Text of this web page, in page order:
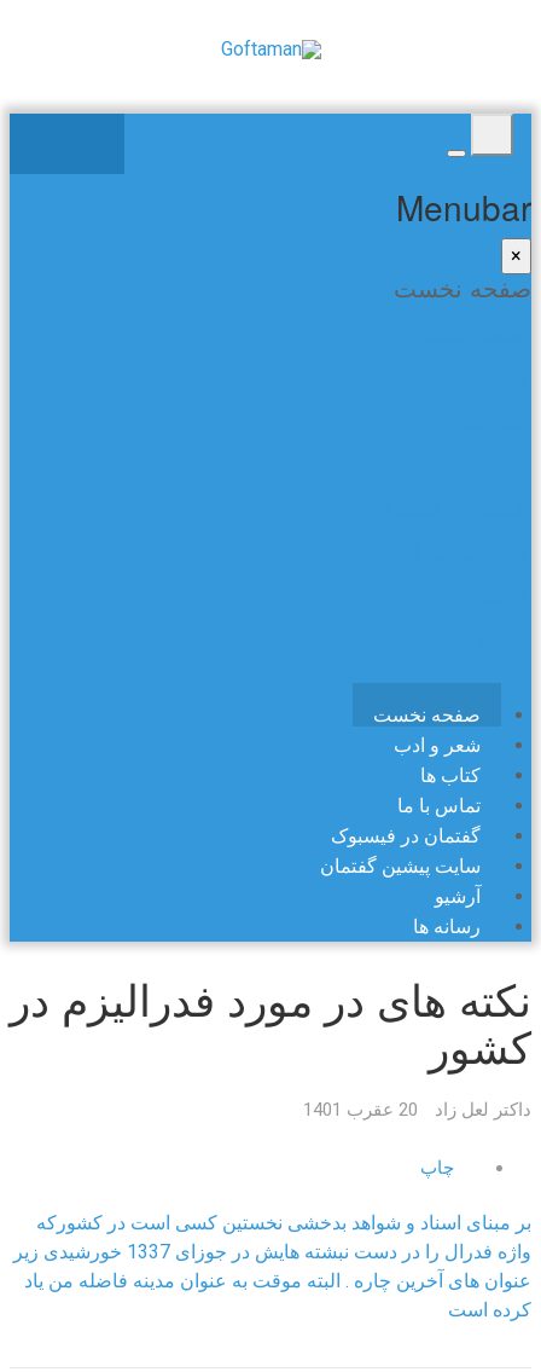
Menubar
×
صفحه نخست
صفحه نخست
شعر و ادب
کتاب ها
تماس با ما
گفتمان در فیسبوک
سایت پیشین گفتمان
آرشیو
رسانه ها
نکته های در مورد فدرالیزم در
کشور
داکتر لعل زاد 20 عقرب 1401
چاپ
بر مبنای اسناد و شواهد بدخشی نخستین کسی است در کشورکه
واژه فدرال را در دست نبشته هایش در جوزای 1337 خورشیدی زیر
عنوان های آخرین چاره . البته موقت به عنوان مدینه فاضله من یاد
کرده است